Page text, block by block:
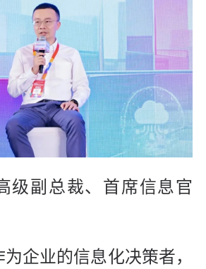
级副总裁、首席信息官
企业的信息化决策者，